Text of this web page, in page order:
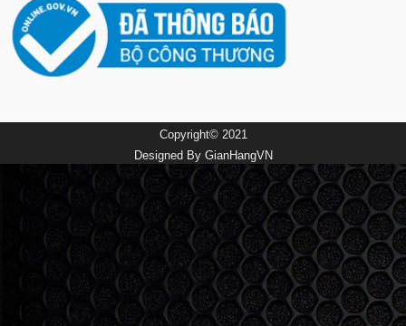
Copyright© 2021
Designed By GianHangVN